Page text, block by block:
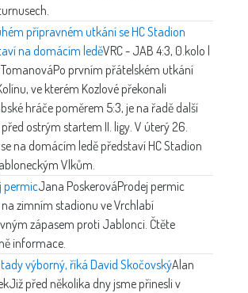
přípravném utkání se HC Stadion
na domácím leděVRC - JAB 4:3, 0.kolo |
Po prvním přátelském utkání
ve kterém Kozlové překonali
hráče poměrem 5:3, je na řadě další
ostrým startem II. ligy. V úterý 26.
na domácím ledě představí HC Stadion
Vlkům.
permicJana PoskerováProdej permic
zimním stadionu ve Vrchlabí
zápasem proti Jablonci. Čtěte
informace.
výborný, říká David SkočovskýAlan
Již před několika dny jsme přinesli v